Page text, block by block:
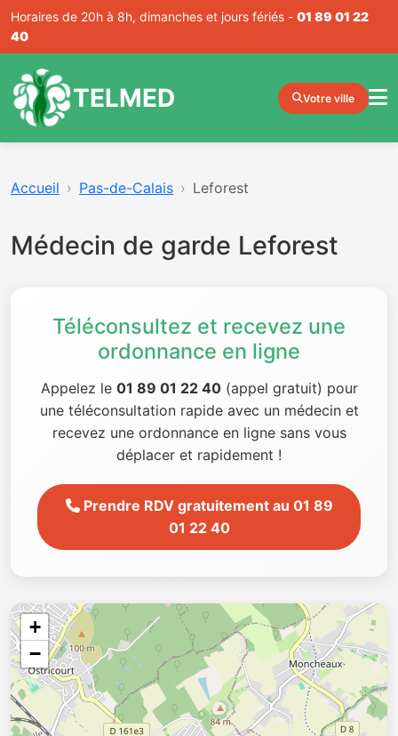
Horaires de 20h à 8h, dimanches et jours fériés - 01 89 01 22
40
TELMED Votre ville
Accueil Pas-de-Calais Leforest
Médecin de garde Leforest
Téléconsultez et recevez une
ordonnance en ligne
Appelez le 01 89 01 22 40(appel gratuit) pour
une téléconsultation rapide avec un médecin et
recevez une ordonnance en ligne sans vous
déplacer et rapidement !
Prendre RDV gratuitement au 01 89
01 22 40
+
−